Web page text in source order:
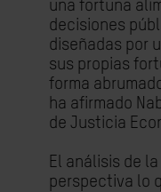
una fortuna
decisiones
diseñadas por
sus propias
forma
ha afirmado
de Justicia
El análisis de
perspectiva lo